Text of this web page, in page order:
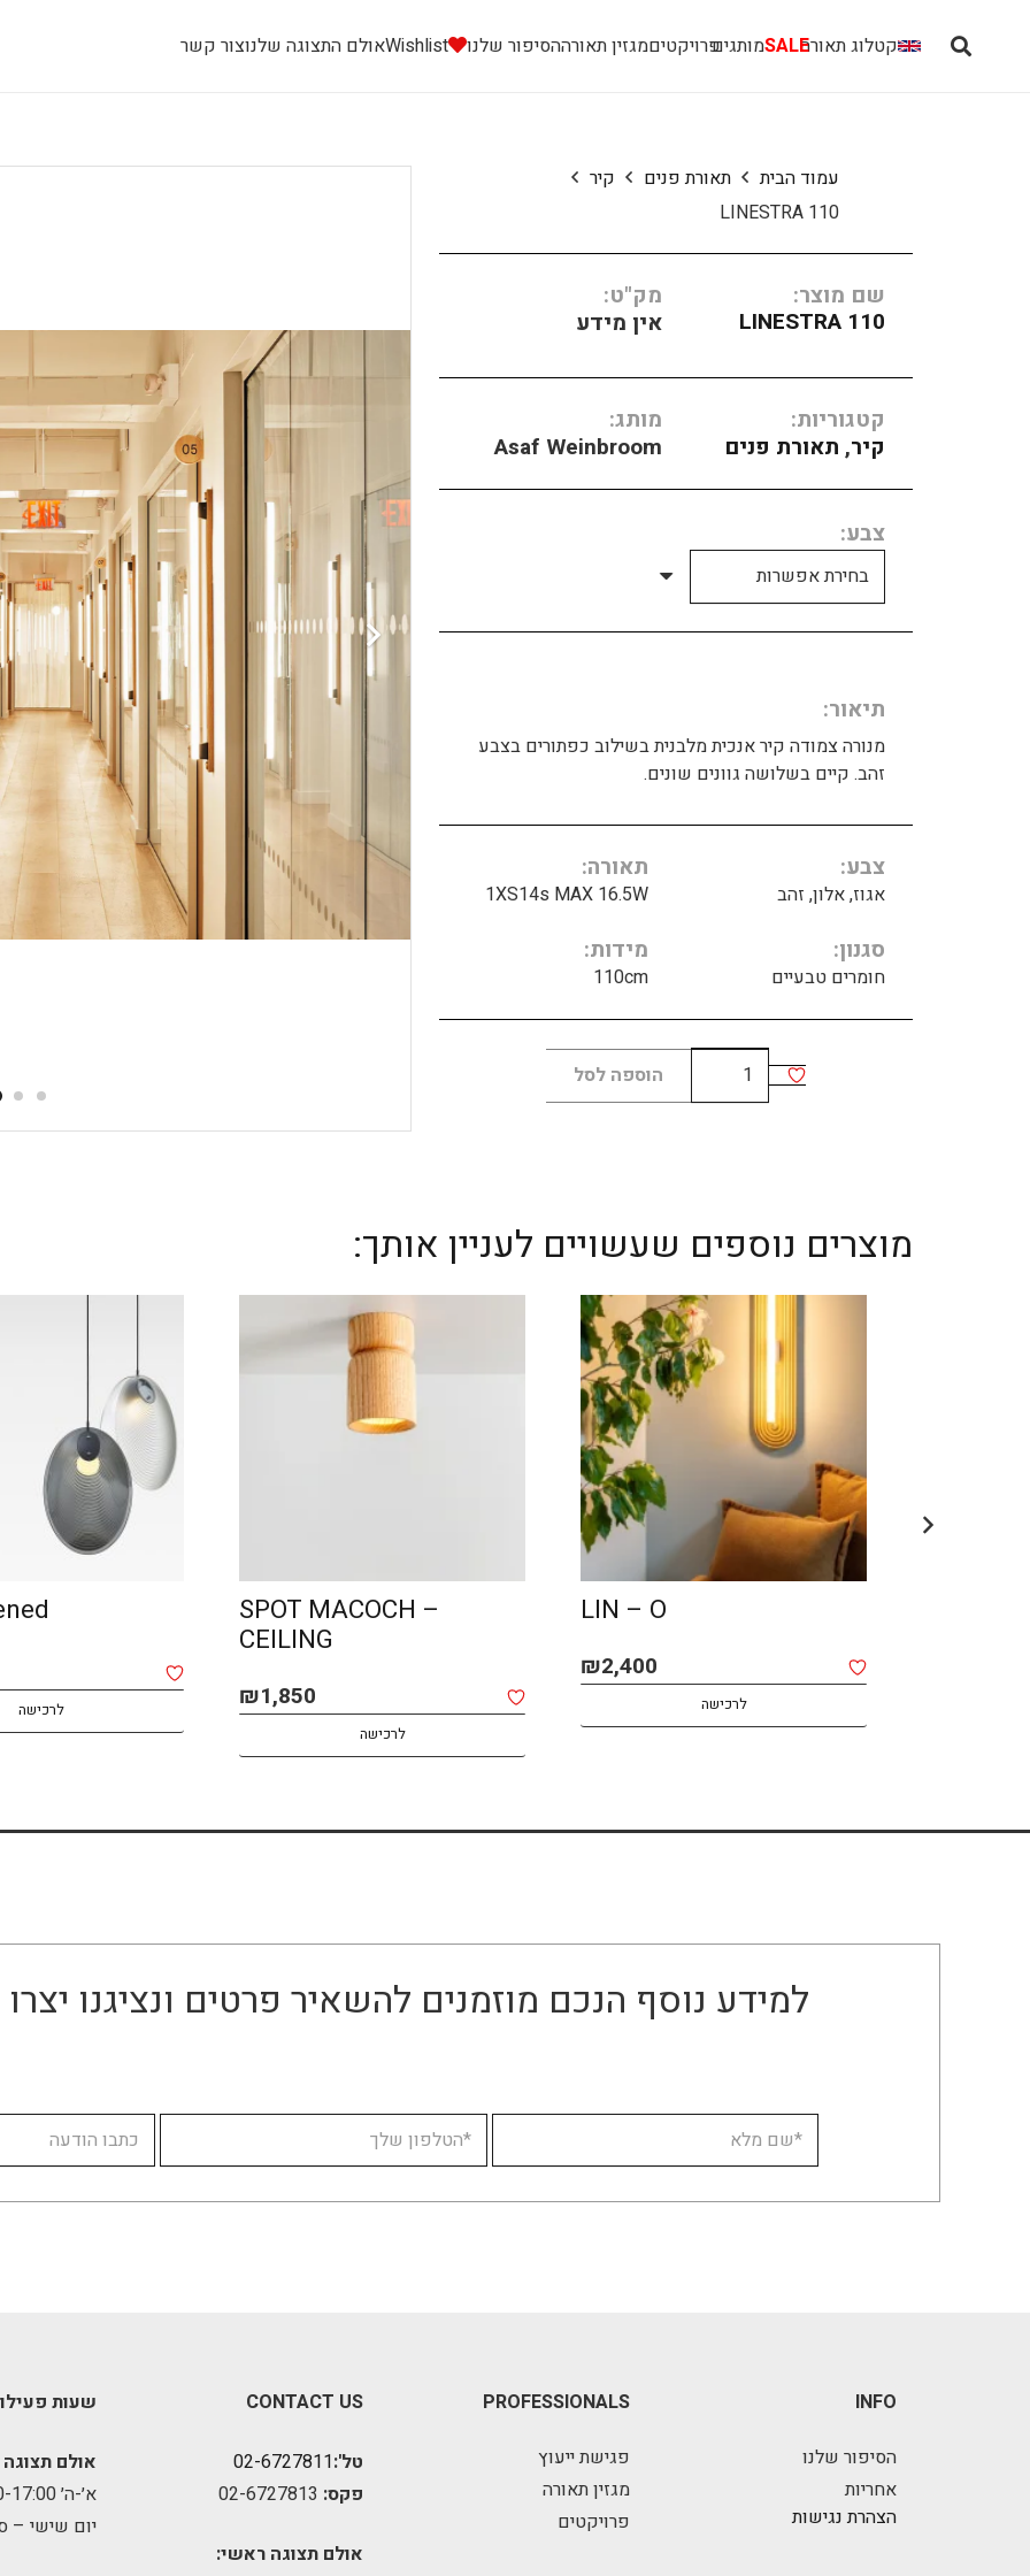
קטלוג תאורהSALEמותגיםפרויקטיםמגזין תאורההסיפור שלנו Wishlistאולם התצוגה שלנוצור קשר
עמוד הבית תאורת פנים
קיר
LINESTRA 110
שם מוצר:
LINESTRA 110
מק"ט:
אין מידע
קטגוריות:
קיר, תאורת פנים
מותג:
Asaf Weinbroom
צבע
תיאור
מנורה צמודה קיר אנכית מלבנית בשילוב כפתורים בצבע
זהב. קיים בשלושה גוונים שונים.
צבע
אגוז, אלון, זהב
תאורה
1XS14s MAX 16.5W
סגנון
חומרים טבעיים
מידות
110cm
כמות
של
הוספה לסל
מוצרים נוספים שעשויים לעניין אותך:
SPOT MACOCH –
₪1,850
לרכישה
AMA opened
BOMMA
לרכישה לרכישה
למידע נוסף הנכם מוזמנים להשאיר פרטים ונציגנו
INFO
הסיפור שלנו
אחריות
הצהרת נגישות
PROFESSIONALS
פגישת ייעוץ
מגזין תאורה
פרויקטים
CONTACT US
טל':02-6727811
פקס:
אולם תצוגה ראשי:
שעות
אולם
א׳-ה׳ 09:00-17:00
יום שישי –